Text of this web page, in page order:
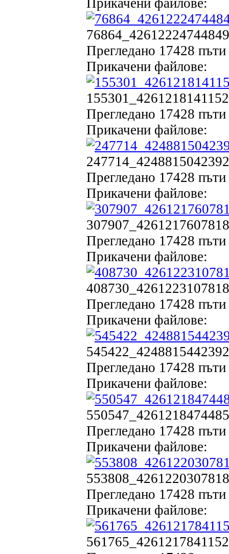
Прегледано 17428
Прикачени файлове:
Прегледано 17428
Прикачени файлове:
Прегледано 17428
Прикачени файлове:
Прегледано 17428
Прикачени файлове:
Прегледано 17428
Прикачени файлове:
Прегледано 17428
Прикачени файлове:
Прегледано 17428
Прикачени файлове:
Прегледано 17428
Прикачени файлове: